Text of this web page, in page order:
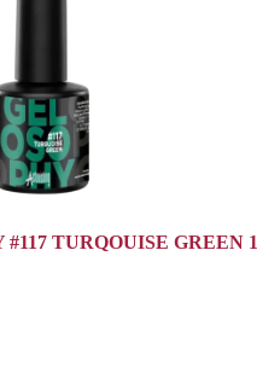
#117 TURQOUISE GREEN